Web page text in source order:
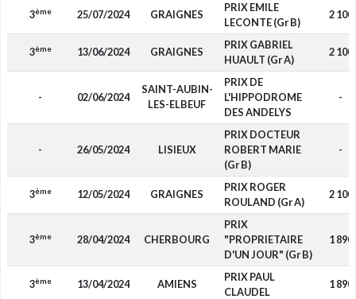
3ème 25/07/2024 GRAIGNES
PRIX EMILE
LECONTE (Gr B)
2 100
3ème 13/06/2024 GRAIGNES
PRIX GABRIEL
HUAULT (Gr A)
2 100
- 02/06/2024
SAINT-AUBIN-
LES-ELBEUF
PRIX DE
L'HIPPODROME
DES ANDELYS
-
- 26/05/2024 LISIEUX
PRIX DOCTEUR
ROBERT MARIE
(Gr B)
-
3ème 12/05/2024 GRAIGNES
PRIX ROGER
ROULAND (Gr A)
2 100
3ème 28/04/2024 CHERBOURG
PRIX
"PROPRIETAIRE
D'UN JOUR" (Gr B)
1 890
3ème 13/04/2024 AMIENS
PRIX PAUL
CLAUDEL
1 890